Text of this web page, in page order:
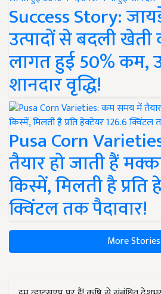
Success Story:
उत्पादों से बदली खेती
लागत हुई 50% कम,
शानदार वृद्धि!
Pusa Corn
तैयार हो जाती हैं
किस्में, मिलती है प्रति
क्विंटल तक पैदावार!
More Stories